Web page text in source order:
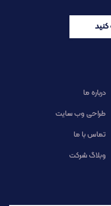
کنید
درباره ما
طراحی وب سایت
تماس با ما
وبلاگ شرکت